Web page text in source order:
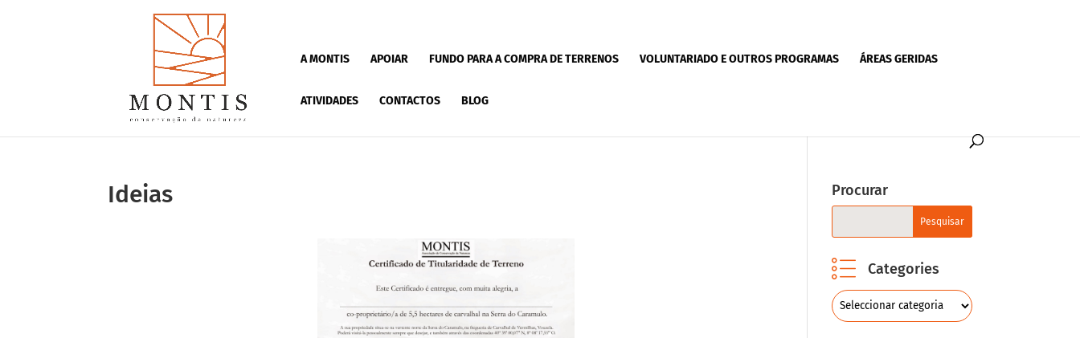
A MONTIS APOIAR FUNDO PARA A COMPRA DE TERRENOS VOLUNTARIADO E OUTROS PROGRAMAS ÁREAS GERIDAS
ATIVIDADES CONTACTOS BLOG
Ideias Procurar
Categories